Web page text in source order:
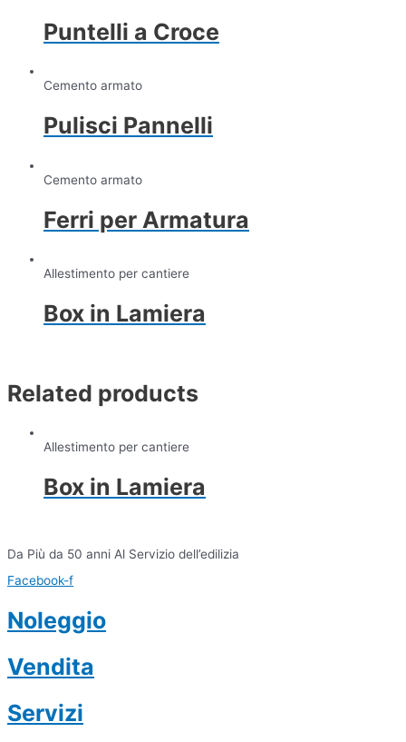
Puntelli a Croce
Cemento armato
Pulisci Pannelli
Cemento armato
Ferri per Armatura
Allestimento per cantiere
Box in Lamiera
Related products
Allestimento per cantiere
Box in Lamiera
Da Più da 50 anni Al Servizio dell’edilizia
Facebook-f
Noleggio
Vendita
Servizi